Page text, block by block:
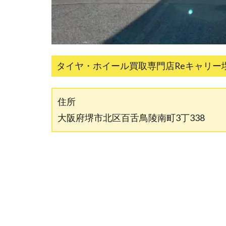
タイヤ・ホイール買取専門店Reキャリー
住所
大阪府堺市北区百舌鳥陵南町3丁338